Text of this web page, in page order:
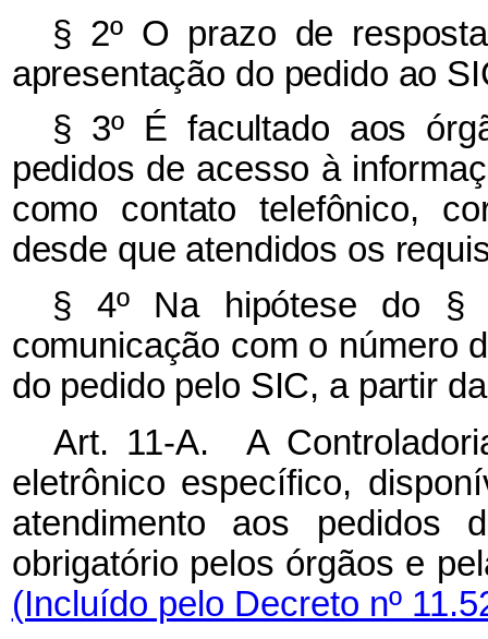
§ 2º O prazo de
apresentação do pedido ao
§ 3º É facultado aos
pedidos de acesso à
como contato telefônico,
desde que atendidos os
§ 4º Na hipótese do §
comunicação com o número
do pedido pelo SIC, a partir
Art. 11-A. A
eletrônico específico,
atendimento aos pedidos
obrigatório pelos órgãos e
(Incluído pelo Decreto nº